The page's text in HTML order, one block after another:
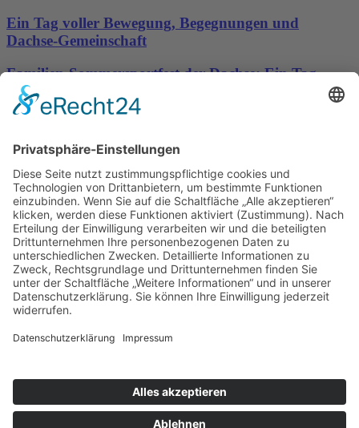
Ein Tag voller Bewegung, Begegnungen und
Dachse-Gemeinschaft
Familien-Sommersportfest der Dachse: Ein Tag
voller Bewegung, Spaß und Gemeinschaft
Technischer Administrator: Silvio Osowsky
Tage
Stunden
Minuten
Sekunden
Wir freuen uns auf einen tollen
sportlichen Familientag mit Allen
Mitgliedern
Gute Laune & Spaß garantiert...
Tage